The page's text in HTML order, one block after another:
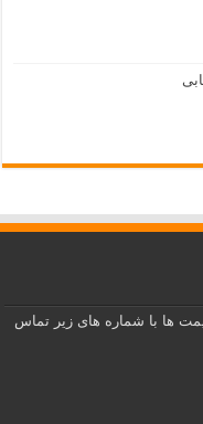
ها با شماره های زیر تماس